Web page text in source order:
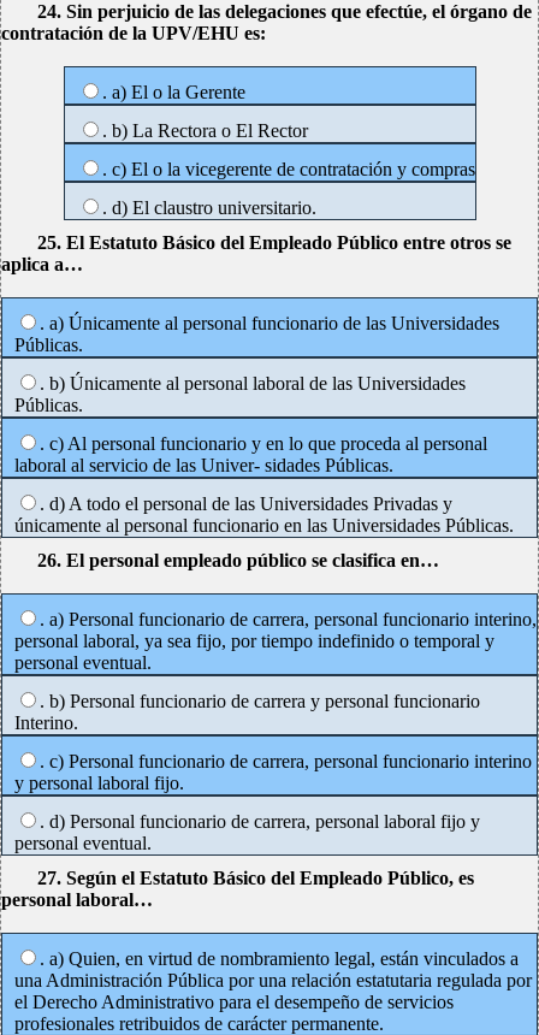
24. Sin perjuicio de las delegaciones que efectúe, el órgano de
contratación de la UPV/EHU es:
. a) El o la Gerente
. b) La Rectora o El Rector
. c) El o la vicegerente de contratación y compras
. d) El claustro universitario.
25. El Estatuto Básico del Empleado Público entre otros se
aplica a…
. a) Únicamente al personal funcionario de las Universidades
Públicas.
. b) Únicamente al personal laboral de las Universidades
Públicas.
. c) Al personal funcionario y en lo que proceda al personal
laboral al servicio de las Univer- sidades Públicas.
. d) A todo el personal de las Universidades Privadas y
únicamente al personal funcionario en las Universidades Públicas.
26. El personal empleado público se clasifica en…
. a) Personal funcionario de carrera, personal funcionario interino,
personal laboral, ya sea fijo, por tiempo indefinido o temporal y
personal eventual.
. b) Personal funcionario de carrera y personal funcionario
Interino.
. c) Personal funcionario de carrera, personal funcionario interino
y personal laboral fijo.
. d) Personal funcionario de carrera, personal laboral fijo y
personal eventual.
27. Según el Estatuto Básico del Empleado Público, es
personal laboral…
. a) Quien, en virtud de nombramiento legal, están vinculados a
una Administración Pública por una relación estatutaria regulada por
el Derecho Administrativo para el desempeño de servicios
profesionales retribuidos de carácter permanente.